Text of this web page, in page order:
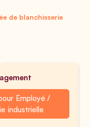
de blanchisserie
Employé /
industrielle